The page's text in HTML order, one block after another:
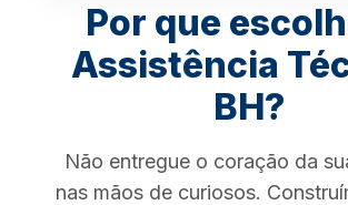
Por que
Assistência
BH?
Não entregue o coração da
nas mãos de curiosos.